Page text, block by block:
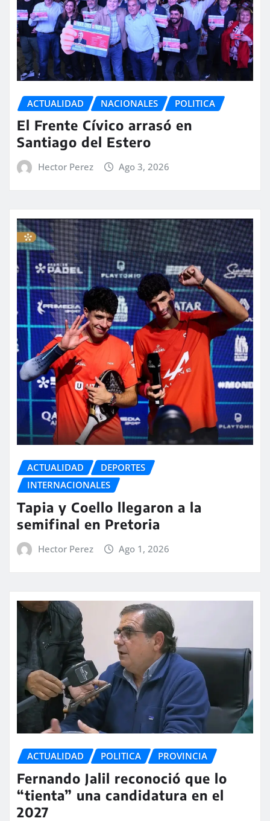
ACTUALIDAD NACIONALES POLITICA
El Frente Cívico arrasó en
Santiago del Estero
Hector Perez Ago 3, 2026
ACTUALIDAD
DEPORTES
INTERNACIONALES
Tapia y Coello llegaron a la
semifinal en Pretoria
Hector Perez Ago 1, 2026
ACTUALIDAD POLITICA PROVINCIA
Fernando Jalil reconoció que lo
“tienta” una candidatura en el
2027